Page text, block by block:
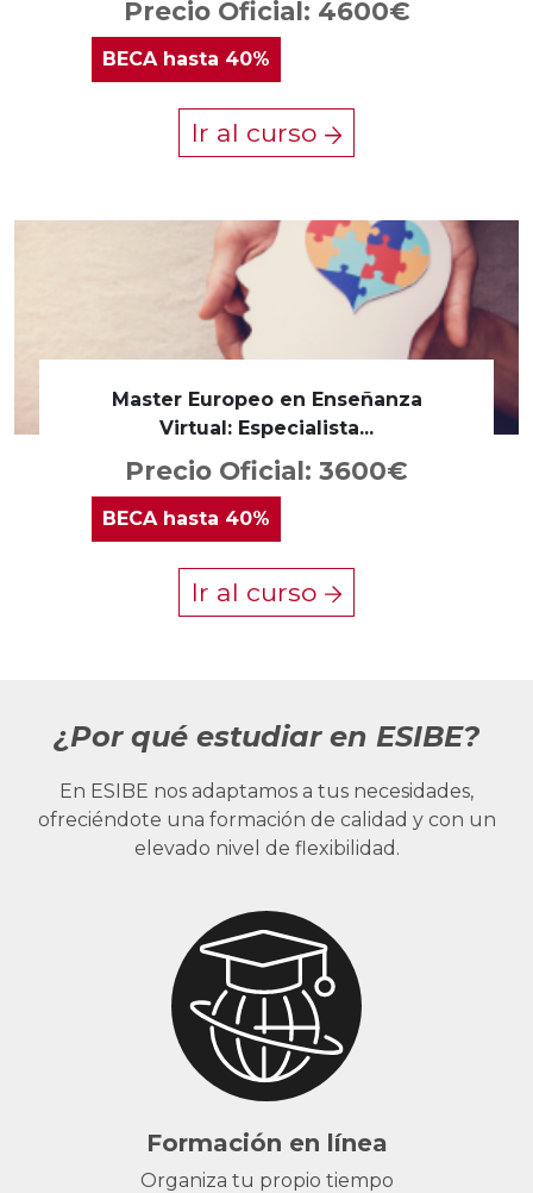
Precio Oficial: 4600€
BECAhasta 40%
Ir al curso
Master Europeo en Enseñanza
Virtual: Especialista...
Precio Oficial: 3600€
BECA hasta 40%
Ir al curso
¿Por qué estudiar en ESIBE?
En ESIBE nos adaptamos a tus necesidades,
ofreciéndote una formación de calidad y con un
elevado nivel de flexibilidad.
Formación en línea
Organiza tu propio tiempo